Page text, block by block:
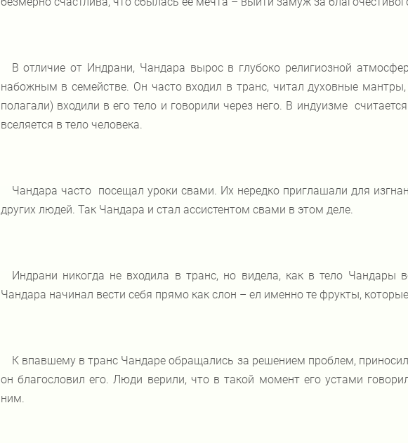
В отличие от Индрани, Чандара вырос в глубоко религиозной
набожным в семействе. Он часто входил в транс, читал духовные мантры,
полагали) входили в его тело и говорили через него. В индуизме
вселяется в тело человека.
Чандара часто посещал уроки свами. Их нередко приглашали для
других людей. Так Чандара и стал ассистентом свами в этом деле.
Индрани никогда не входила в транс, но видела, как в тело Чандары
Чандара начинал вести себя прямо как слон – ел именно те фрукты,
К впавшему в транс Чандаре обращались за решением проблем,
он благословил его. Люди верили, что в такой момент его устами
ним.